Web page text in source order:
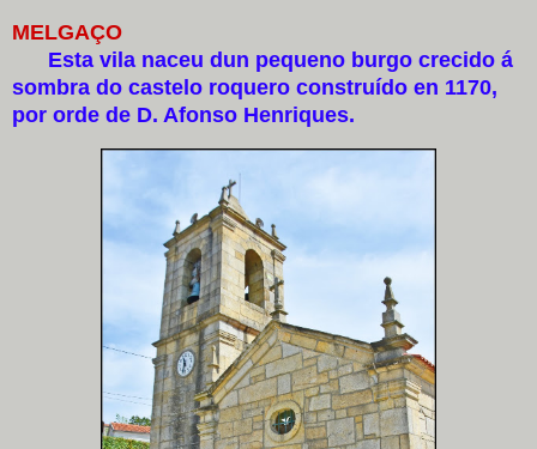
MELGAÇO
Esta vila naceu dun pequeno burgo crecido á
sombra do castelo roquero construído en 1170,
por orde de D. Afonso Henriques.